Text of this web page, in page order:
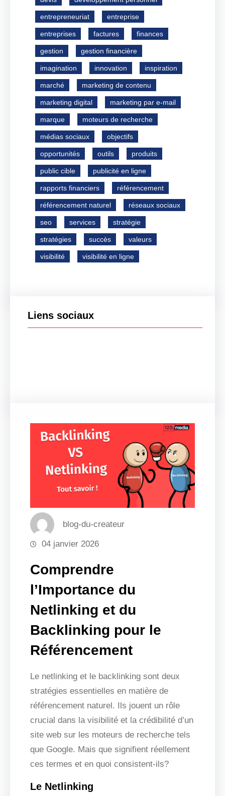
entrepreneuriat entreprise
entreprises factures finances
gestion gestion financière
imagination innovation inspiration
marché marketing de contenu
marketing digital marketing par e-mail
marque moteurs de recherche
médias sociaux objectifs
opportunités outils produits
public cible publicité en ligne
rapports financiers référencement
référencement naturel réseaux sociaux
seo services stratégie
stratégies succès valeurs
visibilité visibilité en ligne
Liens sociaux
blog-du-createur
04 janvier 2026
Comprendre
l’Importance du
Netlinking et du
Backlinking pour le
Référencement
Le netlinking et le backlinking sont deux
stratégies essentielles en matière de
référencement naturel. Ils jouent un rôle
crucial dans la visibilité et la crédibilité d’un
site web sur les moteurs de recherche tels
que Google. Mais que signifient réellement
ces termes et en quoi consistent-ils?
Le Netlinking